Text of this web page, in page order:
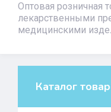
Оптовая розничная
лекарственными
медицинскими
Каталог